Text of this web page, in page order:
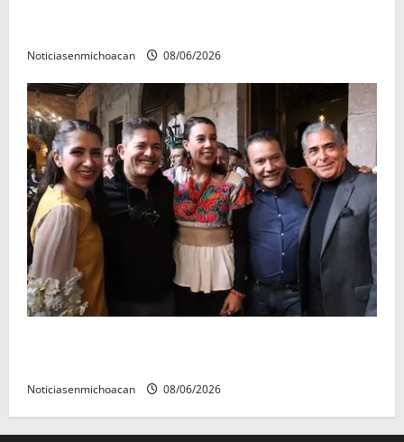
Noticiasenmichoacan 08/06/2026
Noticiasenmichoacan 08/06/2026